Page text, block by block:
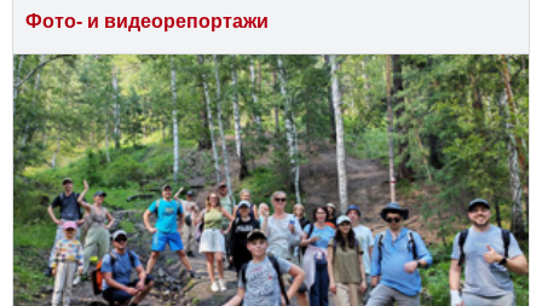
Фото- и видеорепортажи